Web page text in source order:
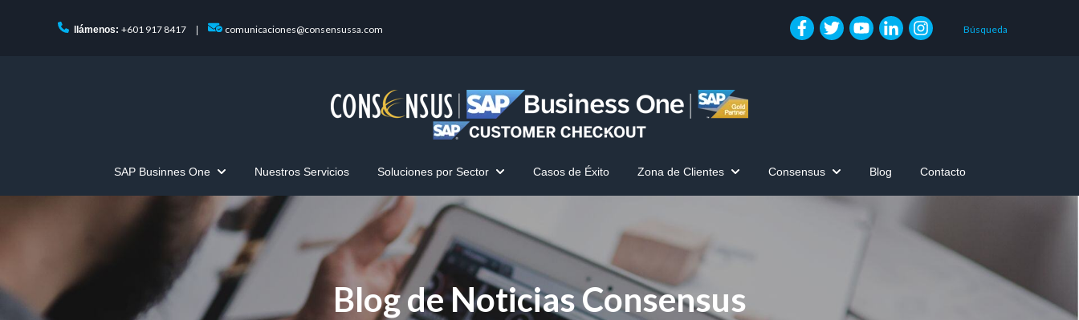
llámenos: +601 917 8417 comunicaciones@consensussa.com Búsqueda
SAP Businnes One
Show submenu for SAP Businnes One
Nuestros Servicios Soluciones por Sector
Show submenu for Soluciones por Sector
Casos de Éxito Zona de Clientes
Show submenu for Zona de Clientes
Consensus
Show submenu for Consensus
Blog Contacto
Blog de Noticias Consensus